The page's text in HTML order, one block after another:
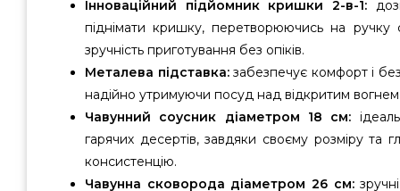
Інноваційний підйомник кришки 2-в-1:
піднімати кришку, перетворюючись на
зручність приготування без опіків.
Металева підставка:забезпечує комфорт і
надійно утримуючи посуд над відкритим
Чавунний соусник діаметром 18 см:
гарячих десертів, завдяки своєму розміру та
консистенцію.
Чавунна сковорода діаметром 26 см: